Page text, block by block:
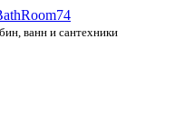
ванн и сантехники